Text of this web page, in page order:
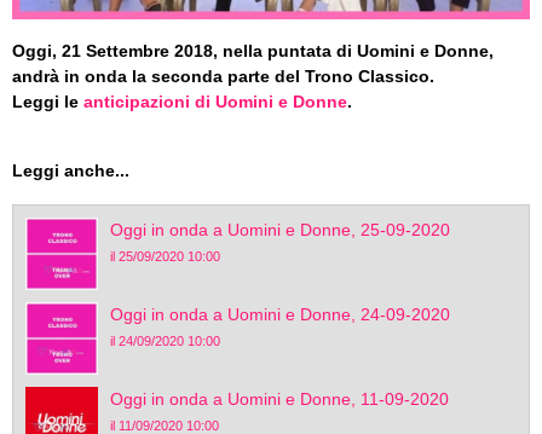
Oggi, 21 Settembre 2018, nella puntata di Uomini e Donne,
andrà in onda la seconda parte del Trono Classico.
Leggi le anticipazioni di Uomini e Donne.
Leggi anche...
Oggi in onda a Uomini e Donne, 25-09-2020
il 25/09/2020 10:00
Oggi in onda a Uomini e Donne, 24-09-2020
il 24/09/2020 10:00
Oggi in onda a Uomini e Donne, 11-09-2020
il 11/09/2020 10:00